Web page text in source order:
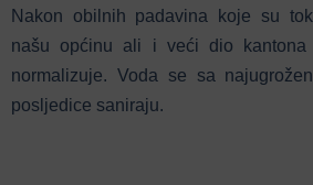
Nakon obilnih padavina koje su
našu općinu ali i veći dio
normalizuje. Voda se sa
posljedice saniraju.